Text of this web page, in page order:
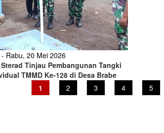
- Rabu, 20 Mei 2026
Tinjau Pembangunan Tangki
TMMD Ke-128 di Desa Brabe
Current
page
1 Page
2 Page
3 Page
4 Page
5